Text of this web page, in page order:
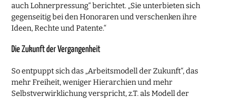
auch Lohnerpressung“ berichtet. „Sie unterbieten sich
gegenseitig bei den Honoraren und verschenken ihre
Ideen, Rechte und Patente.“
Die Zukunft der Vergangenheit
So entpuppt sich das „Arbeitsmodell der Zukunft“, das
mehr Freiheit, weniger Hierarchien und mehr
Selbstverwirklichung verspricht, z.T. als Modell der